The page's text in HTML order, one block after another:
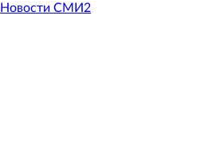
Новости СМИ2